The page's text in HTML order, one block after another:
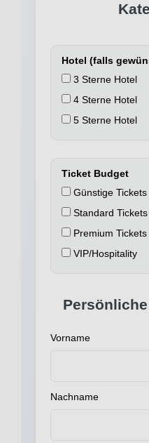
Hotel (falls
3 Sterne Hotel
4 Sterne Hotel
5 Sterne Hotel
Ticket Budget
Günstige Tickets
Standard Tickets
Premium Tickets
VIP/Hospitality
Vorname
Nachname